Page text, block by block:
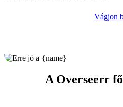
Vágjon
A Overseerr